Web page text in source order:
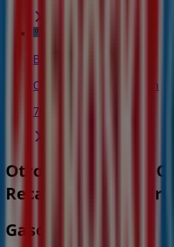
Banco Sabadell
Ctra general, 10, Padrón
75 m
Otros negocios de
Recambios en Padrón
Gasolinera Eroski